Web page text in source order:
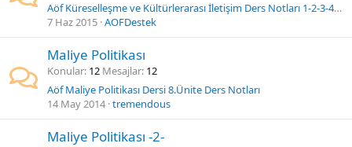
Aöf Küreselleşme ve Kültürlerarası İletişim Ders Notları 1-2-3-4- Üniteler
7 Haz 2015 AOFDestek
Maliye Politikası
Konular 12 Mesajlar 12
Aöf Maliye Politikası Dersi 8.Ünite Ders Notları
14 May 2014 tremendous
Maliye Politikası -2-